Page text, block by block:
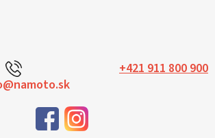
+421 911 800 900